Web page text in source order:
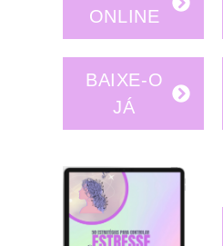
ONLINE
BAIXE-O
JÁ